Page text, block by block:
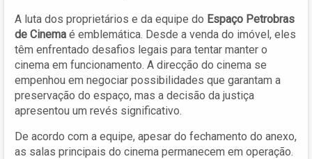
A luta dos proprietários e da equipe do Espaço Petrobras
de Cinema é emblemática. Desde a venda do imóvel, eles
têm enfrentado desafios legais para tentar manter o
cinema em funcionamento. A direcção do cinema se
empenhou em negociar possibilidades que garantam a
preservação do espaço, mas a decisão da justiça
apresentou um revés significativo.
De acordo com a equipe, apesar do fechamento do anexo,
as salas principais do cinema permanecem em operação.